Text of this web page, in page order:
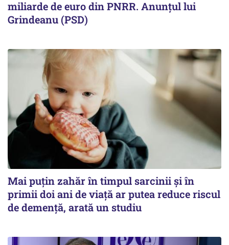
miliarde de euro din PNRR. Anunțul lui
Grindeanu (PSD)
Mai puțin zahăr în timpul sarcinii și în
primii doi ani de viață ar putea reduce riscul
de demență, arată un studiu